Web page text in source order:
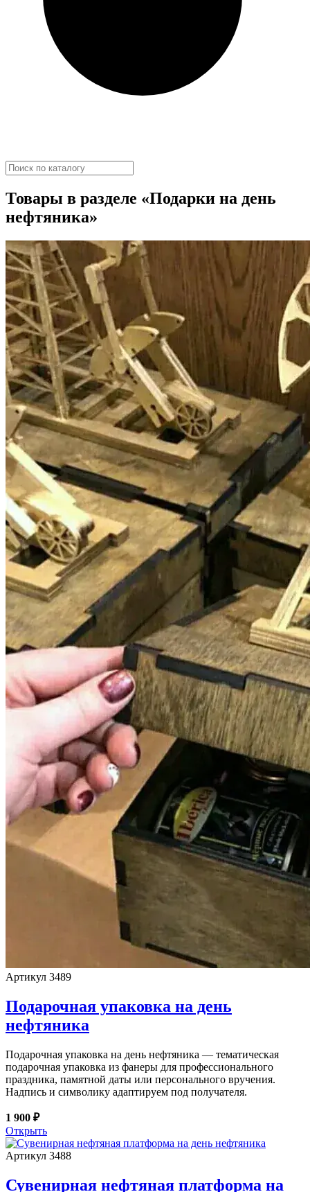
Товары в разделе «Подарки на день
нефтяника»
Артикул 3489
Подарочная упаковка на день
нефтяника
Подарочная упаковка на день нефтяника — тематическая
подарочная упаковка из фанеры для профессионального
праздника, памятной даты или персонального вручения.
Надпись и символику адаптируем под получателя.
1 900 ₽
Открыть
Артикул 3488
Сувенирная нефтяная платформа на